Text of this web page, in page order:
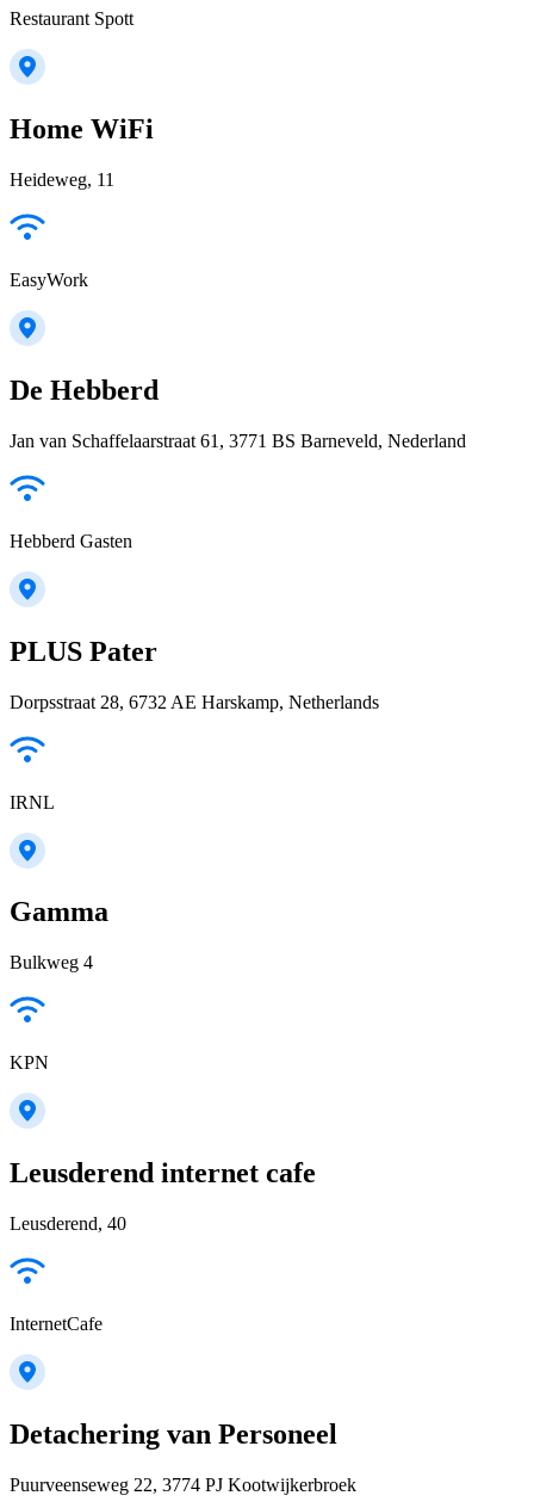
Restaurant Spott
Home WiFi
Heideweg, 11
EasyWork
De Hebberd
Jan van Schaffelaarstraat 61, 3771 BS Barneveld, Nederland
Hebberd Gasten
PLUS Pater
Dorpsstraat 28, 6732 AE Harskamp, Netherlands
IRNL
Gamma
Bulkweg 4
KPN
Leusderend internet cafe
Leusderend, 40
InternetCafe
Detachering van Personeel
Puurveenseweg 22, 3774 PJ Kootwijkerbroek